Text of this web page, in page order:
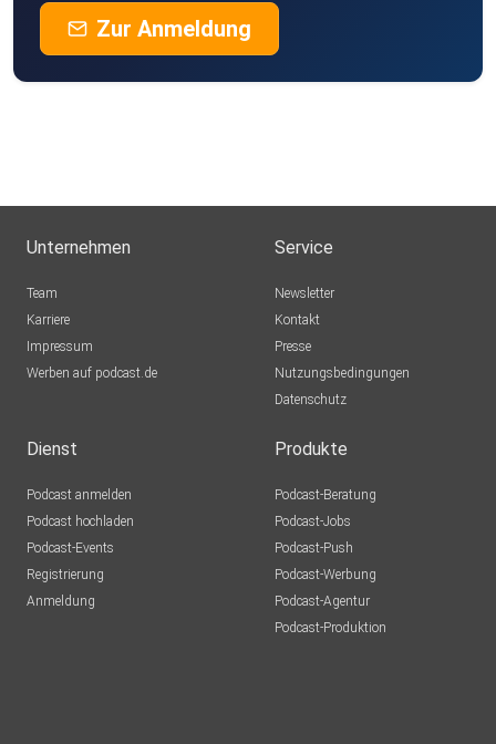
Zur Anmeldung
Unternehmen
Team
Karriere
Impressum
Werben auf podcast.de
Service
Newsletter
Kontakt
Presse
Nutzungsbedingungen
Datenschutz
Dienst
Podcast anmelden
Podcast hochladen
Podcast-Events
Registrierung
Anmeldung
Produkte
Podcast-Beratung
Podcast-Jobs
Podcast-Push
Podcast-Werbung
Podcast-Agentur
Podcast-Produktion